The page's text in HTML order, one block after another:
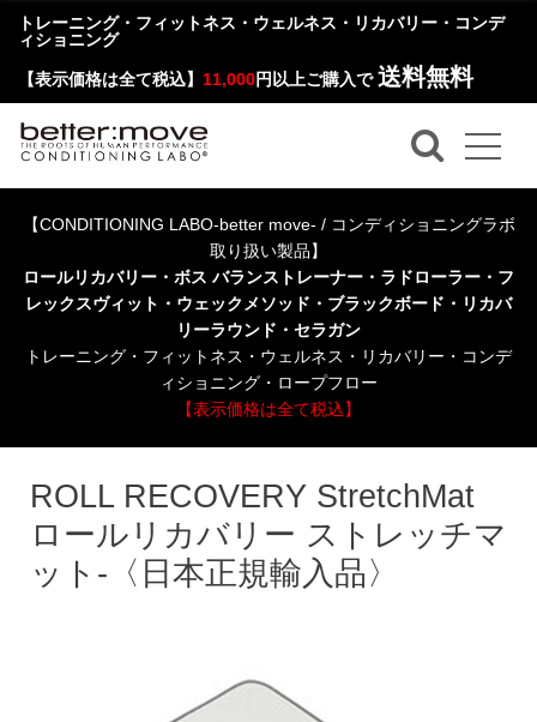
トレーニング・フィットネス・ウェルネス・リカバリー・コンデ
ィショニング
【表示価格は全て税込】 11,000円以上ご購入で 送料無料
【CONDITIONING LABO-better move- / コンディショニングラボ
取り扱い製品】
ロールリカバリー・ボス バランストレーナー・ラドローラー・フ
レックスヴィット・ウェックメソッド・ブラックボード・リカバ
リーラウンド・セラガン
トレーニング・フィットネス・ウェルネス・リカバリー・コンデ
ィショニング・ロープフロー
【表示価格は全て税込】
ROLL RECOVERY StretchMat
ロールリカバリー ストレッチマ
ット-〈日本正規輸入品〉